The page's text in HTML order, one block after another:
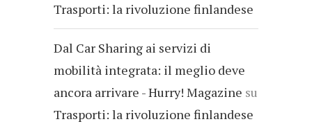
Trasporti: la rivoluzione finlandese
Dal Car Sharing ai servizi di
mobilità integrata: il meglio deve
ancora arrivare - Hurry! Magazine su
Trasporti: la rivoluzione finlandese